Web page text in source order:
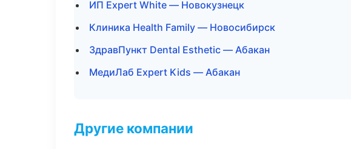
ИП Expert White — Новокузнецк
Клиника Health Family — Новосибирск
ЗдравПункт Dental Esthetic — Абакан
МедиЛаб Expert Kids — Абакан
Другие компании